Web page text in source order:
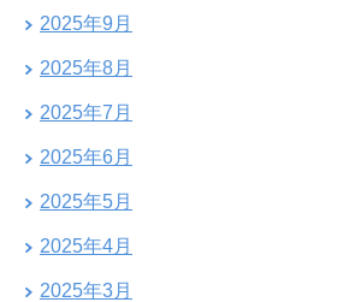
2025年9月
2025年8月
2025年7月
2025年6月
2025年5月
2025年4月
2025年3月